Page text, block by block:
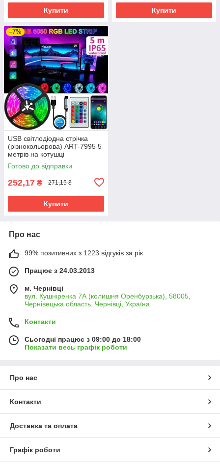
Купити Купити
–7%
USB світлодіодна стрічка
(різнокольорова) ART-7995 5
метрів на котушці
Готово до відправки
252,17 ₴ 271,15 ₴
Купити
Про нас
99% позитивних з 1223 відгуків за рік
Працює з 24.03.2013
м. Чернівці
вул. Кушніренка 7А (колишня Оренбурзька), 58005,
Чернівецька область, Чернівці, Україна
Контакти
Сьогодні працює з 09:00 до 18:00
Показати весь графік роботи
Про нас
Контакти
Доставка та оплата
Графік роботи